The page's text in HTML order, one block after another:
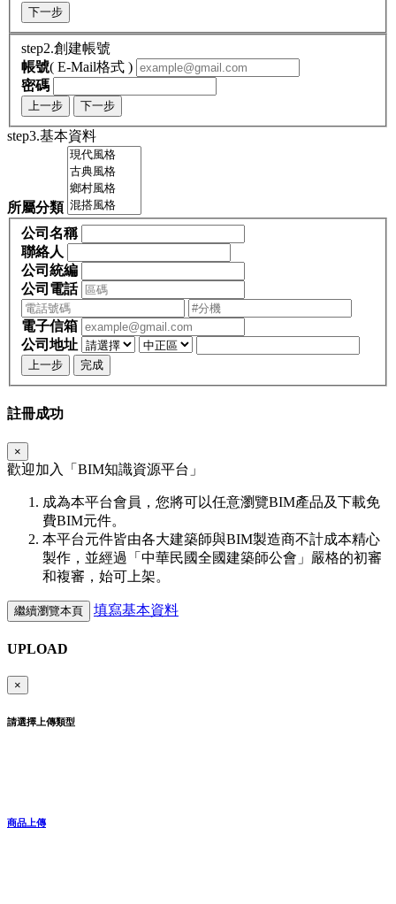
下一步
step2.創建帳號
帳號( E-Mail格式 )
密碼
上一步 下一步
step3.基本資料
所屬分類
公司名稱
聯絡人
公司統編
公司電話
電子信箱
公司地址
上一步 完成
註冊成功
×
歡迎加入「 BIM知識資源平台」
成為本平台會員，您將可以任意瀏覽BIM產品及下載免
費BIM元件。
本平台元件皆由各大建築師與BIM製造商不計成本精心
製作，並經過「中華民國全國建築師公會」嚴格的初審
和複審，始可上架。
繼續瀏覽本頁 填寫基本資料
UPLOAD
×
請選擇上傳類型
商品上傳